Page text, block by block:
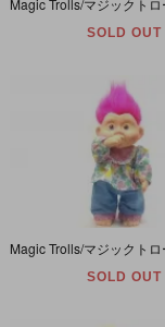
SOLD OUT
SOLD OUT